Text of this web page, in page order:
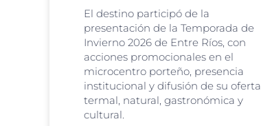
El destino participó de la
presentación de la Temporada de
Invierno 2026 de Entre Ríos, con
acciones promocionales en el
microcentro porteño, presencia
institucional y difusión de su oferta
termal, natural, gastronómica y
cultural.